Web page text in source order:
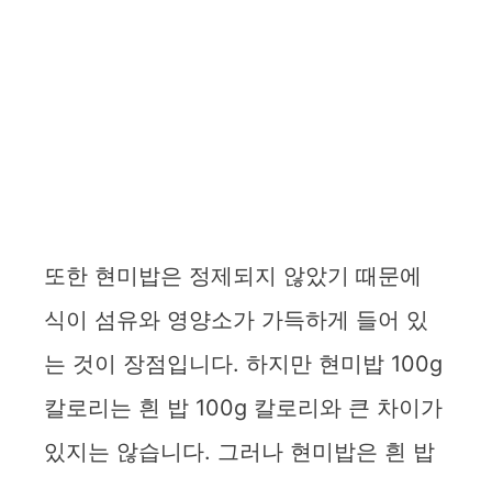
또한 현미밥은 정제되지 않았기 때문에
식이 섬유와 영양소가 가득하게 들어 있
는 것이 장점입니다. 하지만 현미밥 100g
칼로리는 흰 밥 100g 칼로리와 큰 차이가
있지는 않습니다. 그러나 현미밥은 흰 밥